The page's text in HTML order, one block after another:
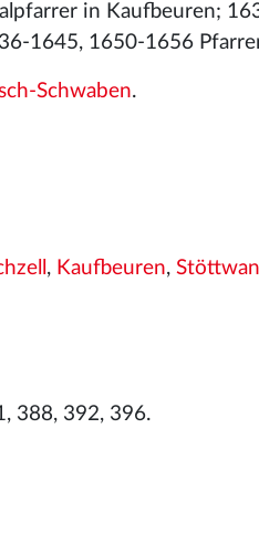
in Kaufbeuren;
1645, 1650-1656
Schwaben.
, Kaufbeuren,
388, 392, 396.